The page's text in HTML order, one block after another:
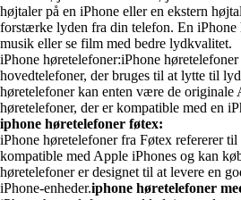
højtaler på en iPhone eller en ekstern
forstærke lyden fra din telefon. En iPhone
musik eller se film med bedre lydkvalitet.
iPhone høretelefoner:iPhone
hovedtelefoner, der bruges til at lytte til
høretelefoner kan enten være de originale
høretelefoner, der er kompatible med en
iphone høretelefoner føtex:
iPhone høretelefoner fra Føtex refererer til
kompatible med Apple iPhones og kan
høretelefoner er designet til at levere en
iPhone-enheder.iphone høretelefoner